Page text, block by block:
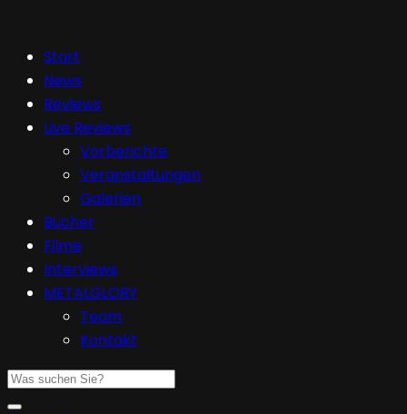
Start
News
Reviews
Live Reviews
Vorberichte
Veranstaltungen
Galerien
Bücher
Filme
Interviews
METALGLORY
Team
Kontakt